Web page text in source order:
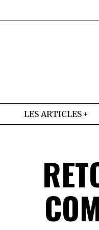
LES ARTICLES